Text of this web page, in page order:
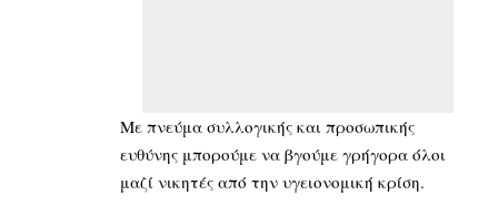
Με πνεύμα συλλογικής και προσωπικής
ευθύνης μπορούμε να βγούμε γρήγορα όλοι
μαζί νικητές από την υγειονομική κρίση.